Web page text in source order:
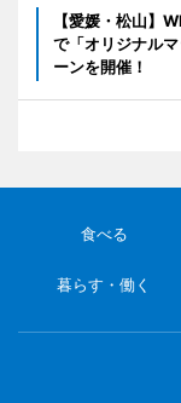
【愛媛・松山】
で「オリジナル
ーンを開催！
食べる
暮らす・働く